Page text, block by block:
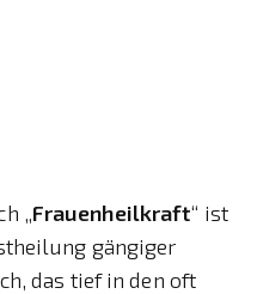
„Frauenheilkraft“ ist
gängiger
das tief in den oft